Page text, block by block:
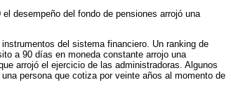
desempeño del fondo de pensiones arrojó una
del sistema financiero. Un ranking de
a 90 días en moneda constante arrojo una
arrojó el ejercicio de las administradoras. Algunos
persona que cotiza por veinte años al momento de